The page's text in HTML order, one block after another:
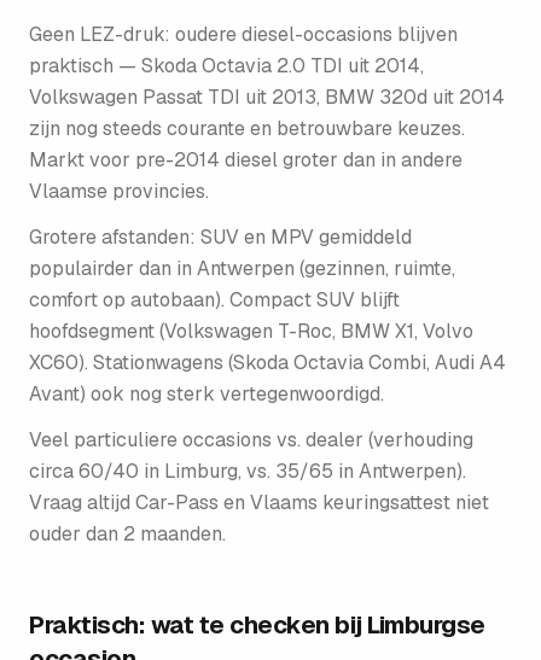
Geen LEZ-druk: oudere diesel-occasions blijven
praktisch — Skoda Octavia 2.0 TDI uit 2014,
Volkswagen Passat TDI uit 2013, BMW 320d uit 2014
zijn nog steeds courante en betrouwbare keuzes.
Markt voor pre-2014 diesel groter dan in andere
Vlaamse provincies.
Grotere afstanden: SUV en MPV gemiddeld
populairder dan in Antwerpen (gezinnen, ruimte,
comfort op autobaan). Compact SUV blijft
hoofdsegment (Volkswagen T-Roc, BMW X1, Volvo
XC60). Stationwagens (Skoda Octavia Combi, Audi A4
Avant) ook nog sterk vertegenwoordigd.
Veel particuliere occasions vs. dealer (verhouding
circa 60/40 in Limburg, vs. 35/65 in Antwerpen).
Vraag altijd Car-Pass en Vlaams keuringsattest niet
ouder dan 2 maanden.
Praktisch: wat te checken bij Limburgse